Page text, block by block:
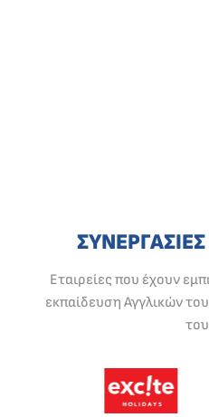
Εταιρείες που έχουν
εκπαίδευση Αγγλικών